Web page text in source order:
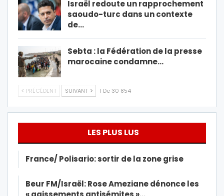
Israël redoute un rapprochement
saoudo-turc dans un contexte
de…
Sebta : la Fédération de la presse
marocaine condamne…
PRÉCÉDENT SUIVANT 1 De 30 854
LES PLUS LUS
France/ Polisario: sortir de la zone grise
Beur FM/Israël: Rose Ameziane dénonce les